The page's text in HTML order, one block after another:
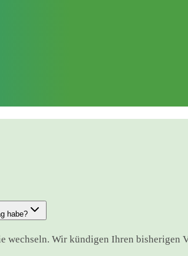
habe?
wechseln. Wir kündigen Ihren bisherigen